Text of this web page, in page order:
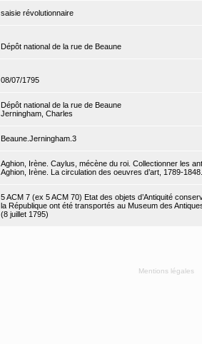
saisie révolutionnaire
Dépôt national de la rue de Beaune
08/07/1795
Dépôt national de la rue de Beaune
Jerningham, Charles
Beaune.Jerningham.3
Aghion, Irène. Caylus, mécène du roi. Collectionner les
Aghion, Irène. La circulation des oeuvres d’art, 1789-
5 ACM 7 (ex 5 ACM 70) Etat des objets d’Antiquité
la République ont été transportés au Museum des
(8 juillet 1795)
Mentions légales